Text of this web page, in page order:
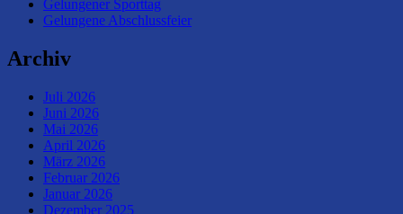
Gelungener Sporttag
Gelungene Abschlussfeier
Archiv
Juli 2026
Juni 2026
Mai 2026
April 2026
März 2026
Februar 2026
Januar 2026
Dezember 2025